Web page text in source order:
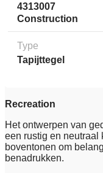
4313007
Construction
Type
Tapijttegel
Recreation
Het ontwerpen van
een rustig en neutraal
boventonen om
benadrukken.